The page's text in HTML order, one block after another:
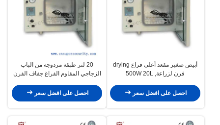
أبيض صغير مقعد أعلى فراغ drying
فرن لزراعة, 500W 20L
احصل على افضل سعر
20 لتر طبقة مزدوجة من الباب
الزجاجي المقاوم الفراغ جفاف الفرن
احصل على افضل سعر